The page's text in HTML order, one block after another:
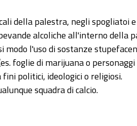
della palestra, negli spogliatoi
alcoliche all'interno della
modo l'uso di sostanze
foglie di marijuana o
politici, ideologici o religiosi.
squadra di calcio.